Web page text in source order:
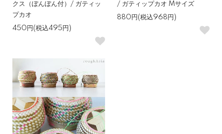
クス（ぼんぼん付）/ ガティッ
プカオ
450円(税込495円)
/ ガティップカオ Mサイズ
880円(税込968円)